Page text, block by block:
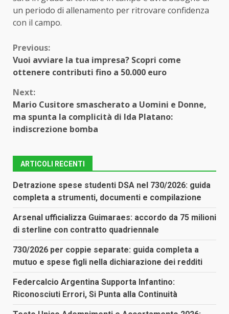
un periodo di allenamento per ritrovare confidenza
con il campo.
Continue
Reading
Previous:
Vuoi avviare la tua impresa? Scopri come
ottenere contributi fino a 50.000 euro
Next:
Mario Cusitore smascherato a Uomini e Donne,
ma spunta la complicità di Ida Platano:
indiscrezione bomba
ARTICOLI RECENTI
Detrazione spese studenti DSA nel 730/2026: guida
completa a strumenti, documenti e compilazione
Arsenal ufficializza Guimaraes: accordo da 75 milioni
di sterline con contratto quadriennale
730/2026 per coppie separate: guida completa a
mutuo e spese figli nella dichiarazione dei redditi
Federcalcio Argentina Supporta Infantino:
Riconosciuti Errori, Si Punta alla Continuità